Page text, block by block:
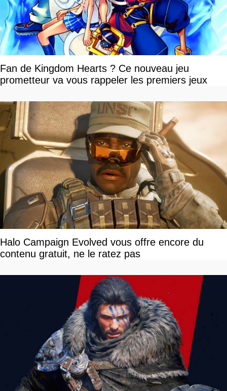
Fan de Kingdom Hearts ? Ce nouveau jeu
prometteur va vous rappeler les premiers jeux
Halo Campaign Evolved vous offre encore du
contenu gratuit, ne le ratez pas